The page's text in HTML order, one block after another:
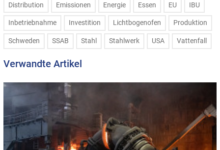
Distribution Emissionen Energie Essen EU IBU
Inbetriebnahme Investition Lichtbogenofen Produktion
Schweden SSAB Stahl Stahlwerk USA Vattenfall
Verwandte Artikel